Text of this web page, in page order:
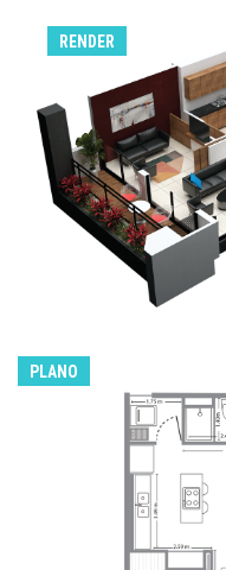
RENDER
PLANO